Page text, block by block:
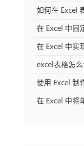
如何在 Excel
容
在 Excel 中固
时都显示表头
在 Excel 中实
面指南
excel表格怎
使用 Excel 制
骤及技巧
在 Excel 中将